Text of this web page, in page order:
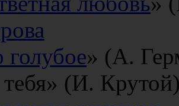
голубое» (А.
(И.